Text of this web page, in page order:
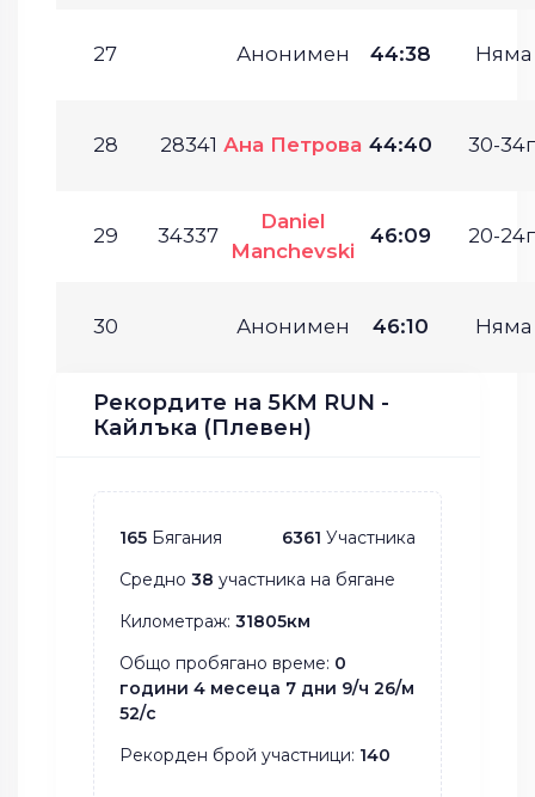
27 Анонимен 44:38 Няма
28 28341 Ана Петрова 44:40 30-
29 34337
Daniel
Manchevski
46:09 20-
30 Анонимен 46:10 Няма
Рекордите на 5KM RUN -
Кайлъка (Плевен)
165 Бягания 6361 Участника
Средно 38 участника на бягане
Километраж: 31805км
Общо пробягано време: 0
години 4 месеца 7 дни 9/ч 26/м
52/с
Рекорден брой участници: 140